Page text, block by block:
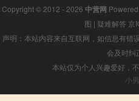
Copyright © 2012 - 2026 中营网
图 | 疑难解答 京
声明：本站内容来自互联网，如信息有错
会及时纠
本站仅为个人兴趣爱好，
小